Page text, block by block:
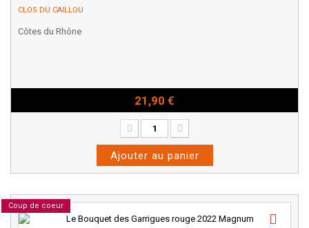
CLOS DU CAILLOU
Côtes du Rhône
21,90 €
Ajouter au panier
Coup de coeur